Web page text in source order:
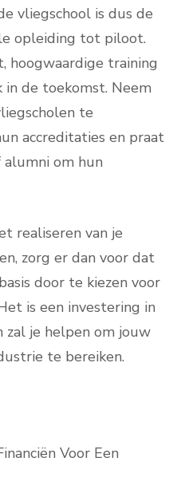
vliegschool is dus de
opleiding tot piloot.
hoogwaardige training
de toekomst. Neem
te
accreditaties en praat
om hun
realiseren van je
zorg er dan voor dat
door te kiezen voor
is een investering in
zal je helpen om jouw
te bereiken.
Voor Een